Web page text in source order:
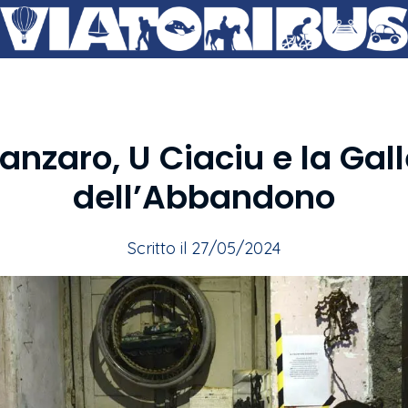
U Ciaciu e la
dell’Abbandono
Scritto il 27/05/2024